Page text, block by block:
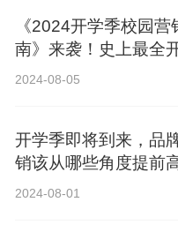
《2024开学季校园营
南》来袭！史上最全
销攻略！
2024-08-05
开学季即将到来，品
销该从哪些角度提前
局？
2024-08-01